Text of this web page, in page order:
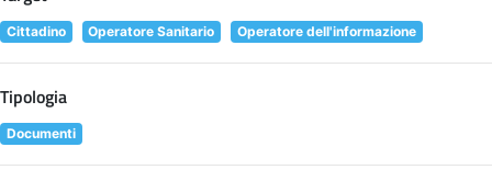
Cittadino Operatore Sanitario Operatore dell'informazione
Tipologia
Documenti